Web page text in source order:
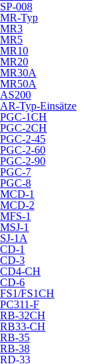
SP-008
MR-Typ
MR3
MR5
MR10
MR20
MR30A
MR50A
AS200
AR-Typ-Einsätze
PGC-1CH
PGC-2CH
PGC-2-45
PGC-2-60
PGC-2-90
PGC-7
PGC-8
MCD-1
MCD-2
MFS-1
MSJ-1
SJ-1A
CD-1
CD-3
CD4-CH
CD-6
FS1/FS1CH
PC311-F
RB-32CH
RB33-CH
RB-35
RB-38
RD-33